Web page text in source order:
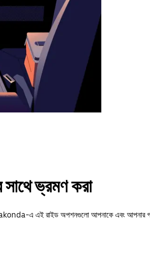
ভ্রমণ করা
এ এই রাইড অপশনগুলো আপনাকে এবং আপনার